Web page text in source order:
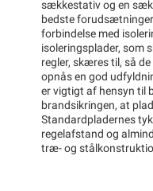
sækkestativ og en sæk
bedste
forbindelse med
isoleringsplader, som
regler, skæres til, så
opnås en god
er vigtigt af hensyn til
brandsikringen, at
Standardpladernes
regelafstand og
træ- og